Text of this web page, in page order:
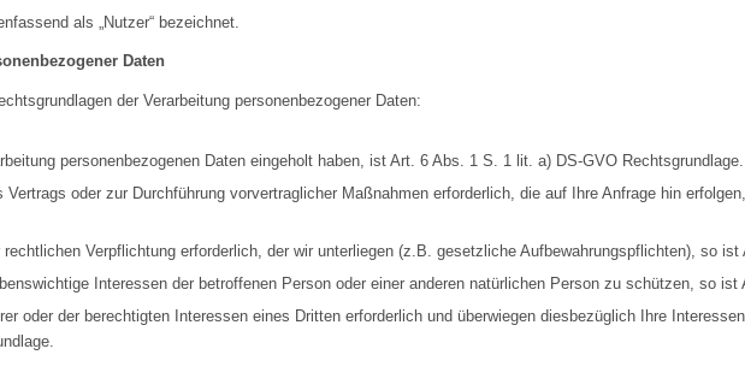
als „Nutzer“ bezeichnet.
Daten
der Verarbeitung personenbezogener Daten:
personenbezogenen Daten eingeholt haben, ist Art. 6 Abs. 1 S. 1 lit. a) DS-GVO Rechtsgrundlage.
Vertrags oder zur Durchführung vorvertraglicher Maßnahmen erforderlich, die auf Ihre Anfrage hin
Verpflichtung erforderlich, der wir unterliegen (z.B. gesetzliche Aufbewahrungspflichten), so
Interessen der betroffenen Person oder einer anderen natürlichen Person zu schützen, so
oder der berechtigten Interessen eines Dritten erforderlich und überwiegen diesbezüglich Ihre